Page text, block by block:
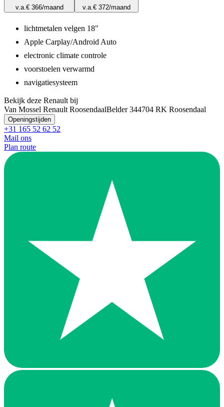
v.a.€ 366/maand
v.a.€ 372/maand
lichtmetalen velgen 18"
Apple Carplay/Android Auto
electronic climate controle
voorstoelen verwarmd
navigatiesysteem
Bekijk deze Renault bij
Van Mossel Renault RoosendaalBelder 344704 RK Roosendaal
Openingstijden
+31 165 52 62 52
Mail ons
Plan route